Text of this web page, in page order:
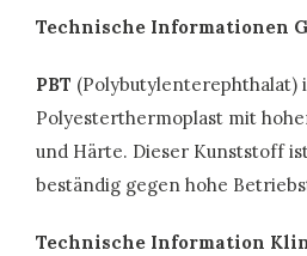
Technische Informationen
PBT (Polybutylenterephthalat)
Polyesterthermoplast mit
und Härte. Dieser Kunststoff
beständig gegen hohe
Technische Information